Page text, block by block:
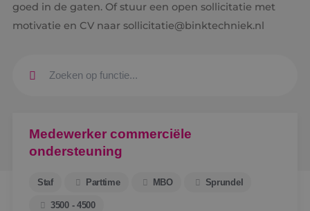
goed in de gaten. Of stuur een open sollicitatie met
motivatie en CV naar sollicitatie@binktechniek.nl
Medewerker commerciële
ondersteuning
Staf Parttime MBO Sprundel
3500 - 4500